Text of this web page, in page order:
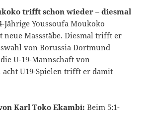
trifft schon wieder – diesmal
Jährige Youssoufa Moukoko
neue Massstäbe. Diesmal trifft er
von Borussia Dortmund
U-19-Mannschaft von
acht U19-Spielen trifft er damit
Karl Toko Ekambi:Beim 5:1-